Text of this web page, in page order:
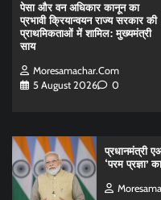
पेसा और वन अधिकार कानून का
प्रभावी क्रियान्वयन राज्य सरकार की
प्राथमिकताओं में शामिल: मुख्यमंत्री
साय
Moresamachar.com
5 August 2026
0
प्रधानमंत्री
‘परम प्रज्ञा’